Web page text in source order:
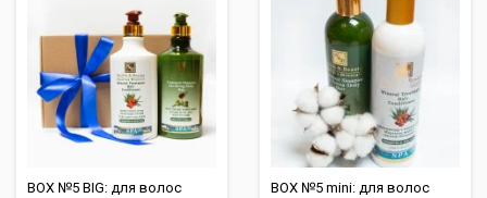
BOX №5 BIG: для волос
BOX №5 mini: для волос